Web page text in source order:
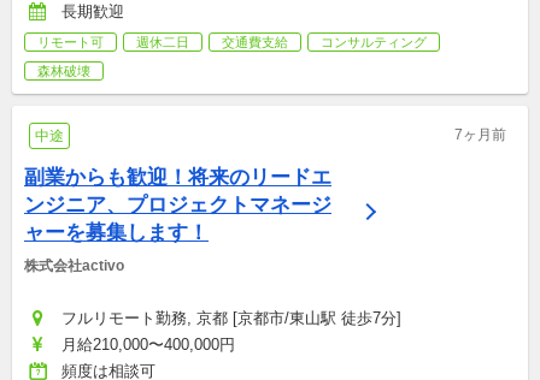
長期歓迎
リモート可 週休二日 交通費支給
コンサルティング
森林破壊
中途 7ヶ月前
副業からも歓迎！将来のリードエ
ンジニア、プロジェクトマネージ
ャーを募集します！
株式会社activo
フルリモート勤務, 京都 [京都市/東山駅 徒歩7分]
月給210,000〜400,000円
頻度は相談可